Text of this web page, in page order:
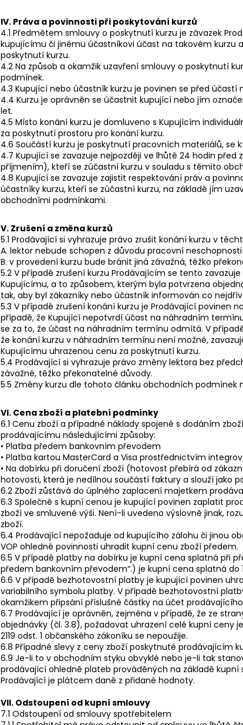
IV. Práva a povinnosti při poskytování kurzů
4.1 Předmětem smlouvy o poskytnutí kurzu je závazek
kupujícímu či jinému účastníkovi účast na takovém kurzu
poskytnutí kurzu.
4.2 Na způsob a okamžik uzavření smlouvy o poskytnutí
podmínek.
4.3 Kupující nebo účastník kurzu je povinen se před
4.4 Kurzu je oprávněn se účastnit kupující nebo jím
let.
4.5 Místo konání kurzu je domluveno s Kupujícím
za poskytnutí prostoru pro konání kurzu.
4.6 Součástí kurzu je poskytnutí pracovních materiálů, se
4.7 Kupující se zavazuje nejpozději ve lhůtě 24 hodin
příjmením), kteří se zúčastní kurzu v souladu s těmito
4.8 Kupující se zavazuje zajistit respektování práv a
účastníky kurzu, kteří se zúčastní kurzu, na základě jím
obchodními podmínkami.
V. Zrušení a změna kurzů
5.1 Prodávající si vyhrazuje právo zrušit konání kurzu v
A. lektor nebude schopen z důvodu pracovní
B. v provedení kurzu bude bránit jiná závažná, těžko
5.2 V případě zrušení kurzu Prodávajícím se tento
Kupujícímu, a to způsobem, kterým byla potvrzena
tak, aby byl zákazníky nebo účastník informován co
5.3 V případě zrušení konání kurzu je Prodávající
případě, že Kupující nepotvrdí účast na náhradním
se za to, že účast na náhradním termínu odmítá. V
že konání kurzu v náhradním termínu není možné,
Kupujícímu uhrazenou cenu za poskytnutí kurzu.
5.4 Prodávající si vyhrazuje právo změny lektora bez
závažné, těžko překonatelné důvody.
5.5 Změny kurzu dle tohoto článku obchodních
VI. Cena zboží a platební podmínky
6.1 Cenu zboží a případné náklady spojené s dodáním
prodávajícímu následujícími způsoby:
• Platba předem bankovním převodem
• Platba kartou MasterCard a Visa prostřednictvím
• Na dobírku při doručení zboží (hotovost přebírá od
hotovosti, která je nedílnou součástí faktury a slouží jako
6.2 Zboží zůstává do úplného zaplacení majetkem
6.3 Společně s kupní cenou je kupující povinen zaplatit
zboží ve smluvené výši. Není-li uvedeno výslovně jinak,
zboží.
6.4 Prodávající nepožaduje od kupujícího zálohu či jinou
VOP ohledně povinnosti uhradit kupní cenu zboží předem.
6.5 V případě platby na dobírku je kupní cena splatná při
předem bankovním převodem“.) je kupní cena splatná do
6.6 V případě bezhotovostní platby je kupující povinen
variabilního symbolu platby. V případě bezhotovostní
okamžikem připsání příslušné částky na účet
6.7 Prodávající je oprávněn, zejména v případě, že ze
objednávky (čl. 3.8), požadovat uhrazení celé kupní ceny
2119 odst. 1 občanského zákoníku se nepoužije.
6.8 Případné slevy z ceny zboží poskytnuté prodávajícím
6.9 Je-li to v obchodním styku obvyklé nebo je-li tak
prodávající ohledně plateb prováděných na základě
Prodávající je plátcem daně z přidané hodnoty.
VII. Odstoupení od kupní smlouvy
7.1 Odstoupení od smlouvy spotřebitelem